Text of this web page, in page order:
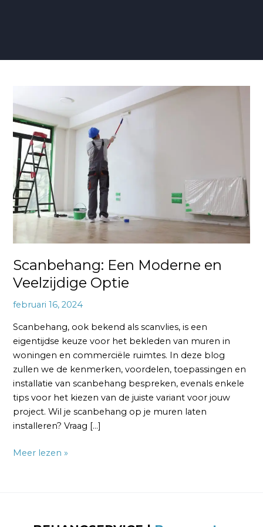
Scanbehang: Een Moderne en
Veelzijdige Optie
februari 16, 2024
Scanbehang, ook bekend als scanvlies, is een
eigentijdse keuze voor het bekleden van muren in
woningen en commerciële ruimtes. In deze blog
zullen we de kenmerken, voordelen, toepassingen en
installatie van scanbehang bespreken, evenals enkele
tips voor het kiezen van de juiste variant voor jouw
project. Wil je scanbehang op je muren laten
installeren? Vraag […]
Een
Moderne
en
Veelzijdige
Optie
Meer lezen »